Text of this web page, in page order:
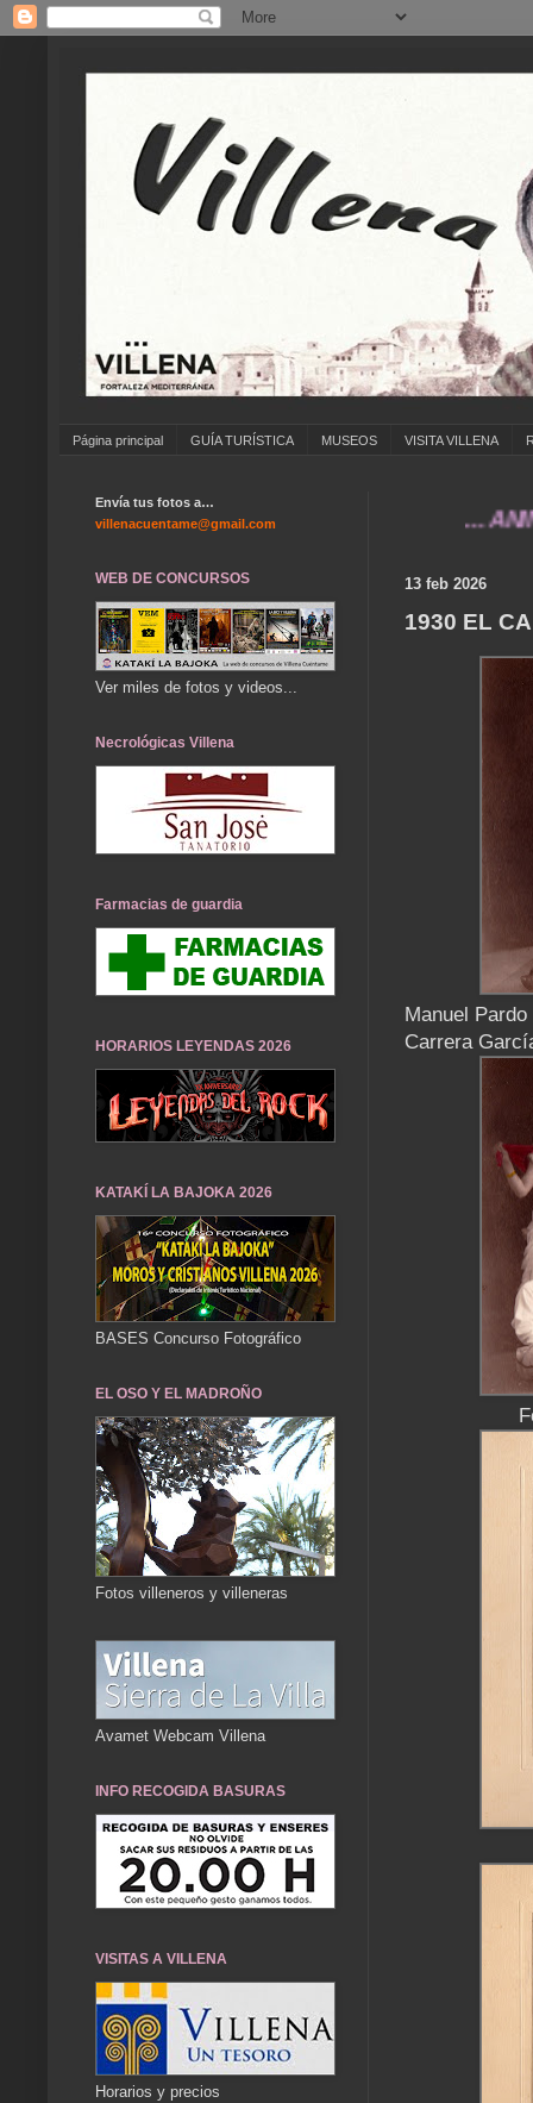
Página principal GUÍA TURÍSTICA MUSEOS VISITA VILLENA
... ANÍMATE
13 feb 2026
1930 EL
Manuel
Carrera
Envía tus fotos a…
villenacuentame@gmail.com
WEB DE CONCURSOS
Ver miles de fotos y videos...
Necrológicas Villena
Farmacias de guardia
HORARIOS LEYENDAS 2026
KATAKÍ LA BAJOKA 2026
BASES Concurso Fotográfico
EL OSO Y EL MADROÑO
Fotos villeneros y villeneras
Avamet Webcam Villena
INFO RECOGIDA BASURAS
VISITAS A VILLENA
Horarios y precios